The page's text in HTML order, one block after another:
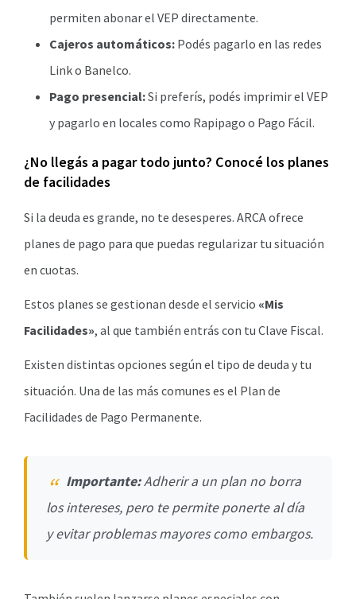
permiten abonar el VEP directamente.
Cajeros automáticos: Podés pagarlo en las redes
Link o Banelco.
Pago presencial:Si preferís, podés imprimir el VEP
y pagarlo en locales como Rapipago o Pago Fácil.
¿No llegás a pagar todo junto? Conocé los planes
de facilidades
Si la deuda es grande, no te desesperes. ARCA ofrece
planes de pago para que puedas regularizar tu situación
en cuotas.
Estos planes se gestionan desde el servicio «Mis
Facilidades», al que también entrás con tu Clave Fiscal.
Existen distintas opciones según el tipo de deuda y tu
situación. Una de las más comunes es el Plan de
Facilidades de Pago Permanente.
Importante:Adherir a un plan no borra
los intereses, pero te permite ponerte al día
y evitar problemas mayores como embargos.